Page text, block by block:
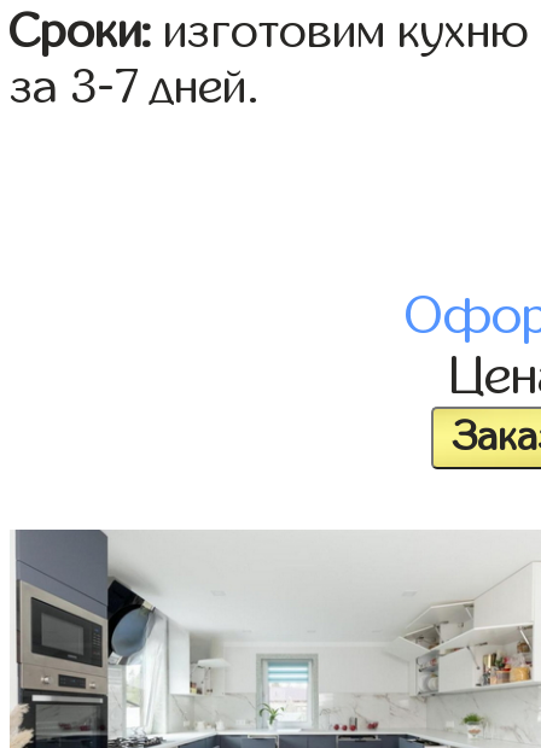
Сроки: изготовим
за 3-7 дней.